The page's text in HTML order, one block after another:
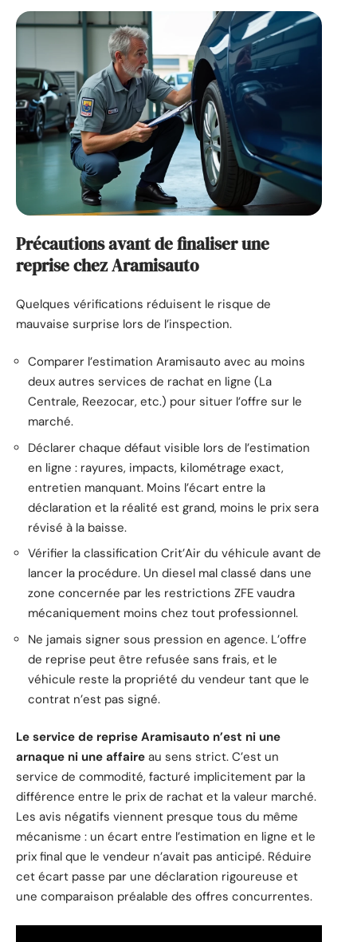
Précautions avant de finaliser une
reprise chez Aramisauto
Quelques vérifications réduisent le risque de
mauvaise surprise lors de l’inspection.
Comparer l’estimation Aramisauto avec au moins
deux autres services de rachat en ligne (La
Centrale, Reezocar, etc.) pour situer l’offre sur le
marché.
Déclarer chaque défaut visible lors de l’estimation
en ligne : rayures, impacts, kilométrage exact,
entretien manquant. Moins l’écart entre la
déclaration et la réalité est grand, moins le prix sera
révisé à la baisse.
Vérifier la classification Crit’Air du véhicule avant de
lancer la procédure. Un diesel mal classé dans une
zone concernée par les restrictions ZFE vaudra
mécaniquement moins chez tout professionnel.
Ne jamais signer sous pression en agence. L’offre
de reprise peut être refusée sans frais, et le
véhicule reste la propriété du vendeur tant que le
contrat n’est pas signé.
Le service de reprise Aramisauto n’est ni une
arnaque ni une affaire au sens strict. C’est un
service de commodité, facturé implicitement par la
différence entre le prix de rachat et la valeur marché.
Les avis négatifs viennent presque tous du même
mécanisme : un écart entre l’estimation en ligne et le
prix final que le vendeur n’avait pas anticipé. Réduire
cet écart passe par une déclaration rigoureuse et
une comparaison préalable des offres concurrentes.